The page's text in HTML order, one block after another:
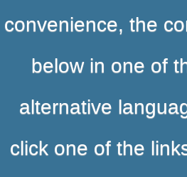
convenience, the
below in one of
alternative
click one of the